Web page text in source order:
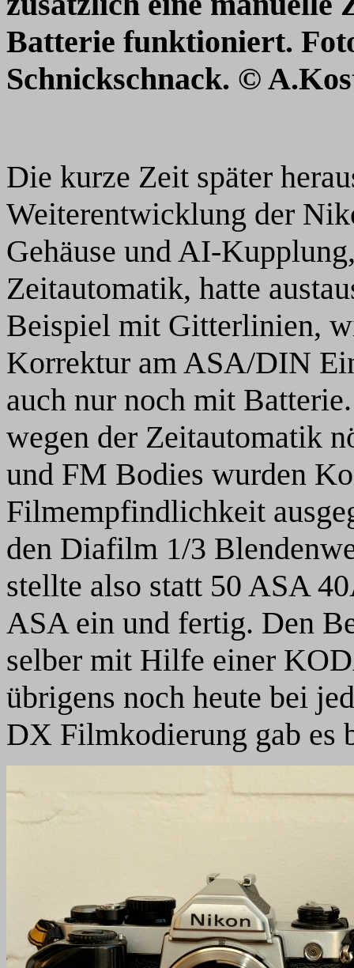
Batterie funktioniert.
Schnickschnack. ©
Die kurze Zeit später
Weiterentwicklung der
Gehäuse und AI-
Zeitautomatik, hatte
Beispiel mit Gitterlinien,
Korrektur am ASA/DIN
auch nur noch mit
wegen der Zeitautomatik
und FM Bodies wurden
Filmempfindlichkeit
den Diafilm 1/3
stellte also statt 50 ASA
ASA ein und fertig. Den
selber mit Hilfe einer
übrigens noch heute bei
DX Filmkodierung gab es